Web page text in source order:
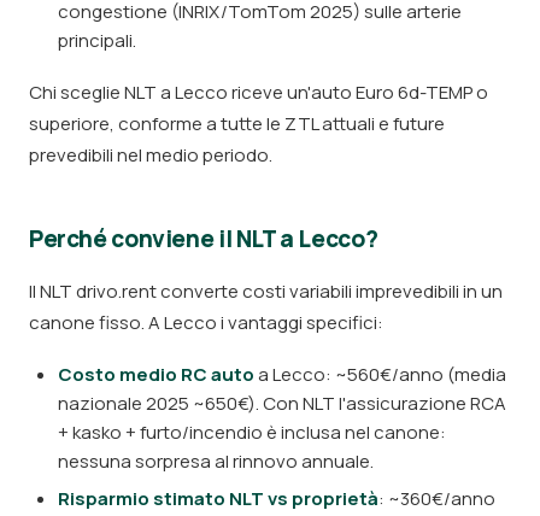
congestione (INRIX/TomTom 2025) sulle arterie
principali.
Chi sceglie NLT a Lecco riceve un'auto Euro 6d-TEMP o
superiore, conforme a tutte le ZTL attuali e future
prevedibili nel medio periodo.
Perché conviene il NLT a Lecco?
Il NLT drivo.rent converte costi variabili imprevedibili in un
canone fisso. A Lecco i vantaggi specifici:
Costo medio RC autoa Lecco: ~560€/anno (media
nazionale 2025 ~650€). Con NLT l'assicurazione RCA
+ kasko + furto/incendio è inclusa nel canone:
nessuna sorpresa al rinnovo annuale.
Risparmio stimato NLT vs proprietà: ~360€/anno